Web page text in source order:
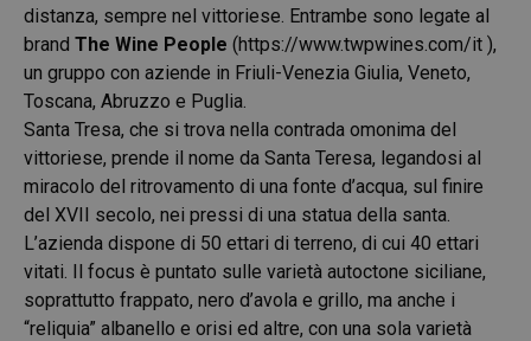
distanza, sempre nel vittoriese. Entrambe sono legate al
brand The Wine People (https://www.twpwines.com/it ),
un gruppo con aziende in Friuli-Venezia Giulia, Veneto,
Toscana, Abruzzo e Puglia.
Santa Tresa, che si trova nella contrada omonima del
vittoriese, prende il nome da Santa Teresa, legandosi al
miracolo del ritrovamento di una fonte d’acqua, sul finire
del XVII secolo, nei pressi di una statua della santa.
L’azienda dispone di 50 ettari di terreno, di cui 40 ettari
vitati. Il focus è puntato sulle varietà autoctone siciliane,
soprattutto frappato, nero d’avola e grillo, ma anche i
“reliquia” albanello e orisi ed altre, con una sola varietà